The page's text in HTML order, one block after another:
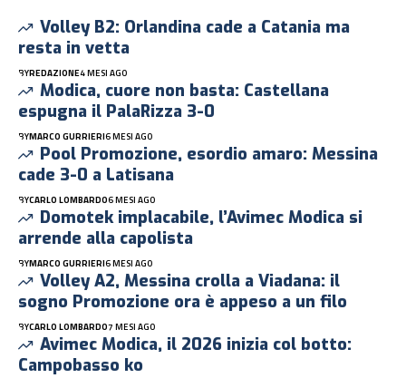
Volley B2: Orlandina cade a Catania ma
resta in vetta
BYREDAZIONE4 MESI AGO
Modica, cuore non basta: Castellana
espugna il PalaRizza 3-0
BYMARCO GURRIERI6 MESI AGO
Pool Promozione, esordio amaro: Messina
cade 3-0 a Latisana
BYCARLO LOMBARDO6 MESI AGO
Domotek implacabile, l’Avimec Modica si
arrende alla capolista
BYMARCO GURRIERI6 MESI AGO
Volley A2, Messina crolla a Viadana: il
sogno Promozione ora è appeso a un filo
BYCARLO LOMBARDO7 MESI AGO
Avimec Modica, il 2026 inizia col botto:
Campobasso ko